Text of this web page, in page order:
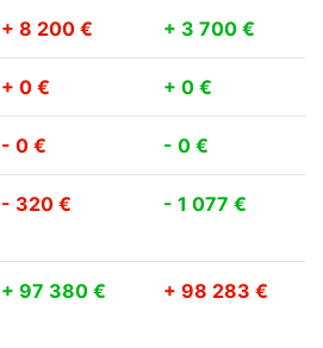
+ 8 200 € + 3 700 €
+ 0 € + 0 €
- 0 € - 0 €
- 320 € - 1 077 €
+ 97 380 € + 98 283 €